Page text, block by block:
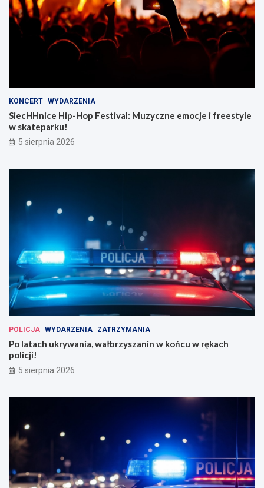
KONCERT WYDARZENIA
SiecHHnice Hip-Hop Festival: Muzyczne emocje i freestyle
w skateparku!
5 sierpnia 2026
POLICJA WYDARZENIA ZATRZYMANIA
Po latach ukrywania, wałbrzyszanin w końcu w rękach
policji!
5 sierpnia 2026